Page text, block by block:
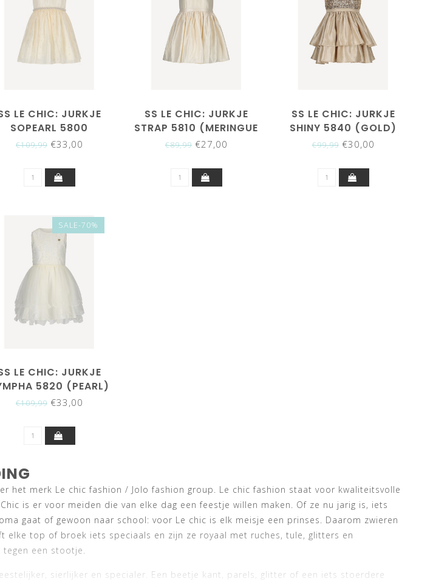
LE CHIC: JURKJE
SOPEARL 5800
(MERINGUE MOOD)
€109,99€33,00
SS LE CHIC: JURKJE
STRAP 5810 (MERINGUE
MOOD)
€89,99€27,00
SS LE CHIC: JURKJE
SHINY 5840 (GOLD)
€99,99€30,00
SALE-70%
LE CHIC: JURKJE
5820 (PEARL)
€109,99€33,00
het merk Le chic fashion / Jolo fashion group. Le chic fashion staat voor kwaliteitsvolle
is er voor meiden die van elke dag een feestje willen maken. Of ze nu jarig is, iets
gaat of gewoon naar school: voor Le chic is elk meisje een prinses. Daarom zwieren
elke top of broek iets speciaals en zijn ze royaal met ruches, tule, glitters en
tegen een stootje.
sierlijker en specialer. Een beetje kant, parels, glitter of een iets stoerdere